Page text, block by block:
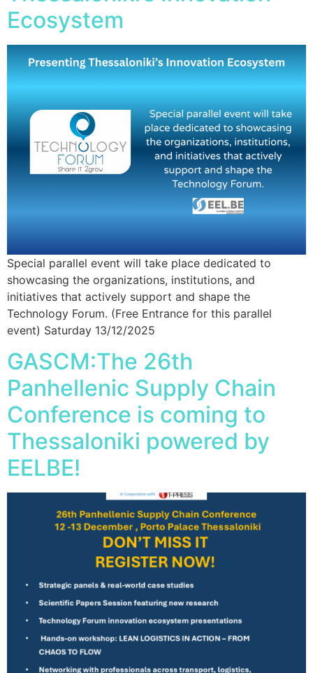
Ecosystem
Special parallel event will take place dedicated to
showcasing the organizations, institutions, and
initiatives that actively support and shape the
Technology Forum. (Free Entrance for this parallel
event) Saturday 13/12/2025
GASCM:The 26th
Panhellenic Supply Chain
Conference is coming to
Thessaloniki powered by
EELBE!